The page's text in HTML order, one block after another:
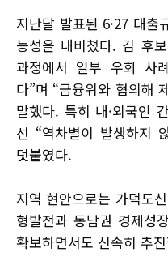
지난달 발표된 6·27 대
능성을 내비쳤다. 김 후
과정에서 일부 우회 사
다”며 “금융위와 협의해
말했다. 특히 내·외국인
선 “역차별이 발생하지
덧붙였다.
지역 현안으로는 가덕도
형발전과 동남권 경제성
확보하면서도 신속히 추